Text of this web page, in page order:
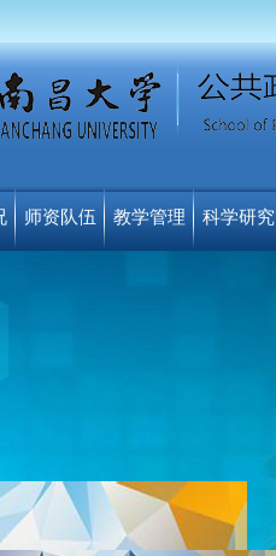
师资队伍 教学管理 科学研究